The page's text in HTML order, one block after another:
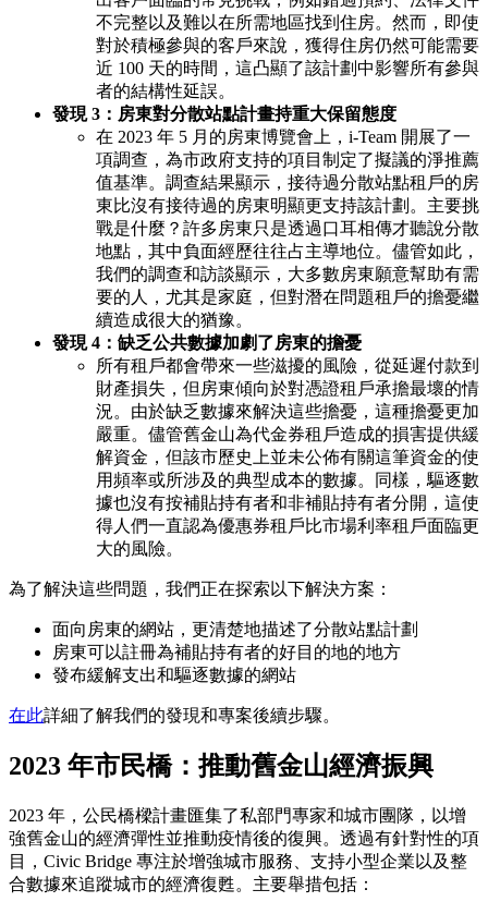
不完整以及難以在所需地區找到住房。然而，即使
對於積極參與的客戶來說，獲得住房仍然可能需要
近 100 天的時間，這凸顯了該計劃中影響所有參與
者的結構性延誤。
發現 3：房東對分散站點計畫持重大保留態度
在 2023 年 5 月的房東博覽會上，i-Team 開展了一
項調查，為市政府支持的項目制定了擬議的淨推薦
值基準。調查結果顯示，接待過分散站點租戶的房
東比沒有接待過的房東明顯更支持該計劃。主要挑
戰是什麼？許多房東只是透過口耳相傳才聽說分散
地點，其中負面經歷往往占主導地位。儘管如此，
我們的調查和訪談顯示，大多數房東願意幫助有需
要的人，尤其是家庭，但對潛在問題租戶的擔憂繼
續造成很大的猶豫。
發現 4：缺乏公共數據加劇了房東的擔憂
所有租戶都會帶來一些滋擾的風險，從延遲付款到
財產損失，但房東傾向於對憑證租戶承擔最壞的情
況。由於缺乏數據來解決這些擔憂，這種擔憂更加
嚴重。儘管舊金山為代金券租戶造成的損害提供緩
解資金，但該市歷史上並未公佈有關這筆資金的使
用頻率或所涉及的典型成本的數據。同樣，驅逐數
據也沒有按補貼持有者和非補貼持有者分開，這使
得人們一直認為優惠券租戶比市場利率租戶面臨更
大的風險。
為了解決這些問題，我們正在探索以下解決方案：
面向房東的網站，更清楚地描述了分散站點計劃
房東可以註冊為補貼持有者的好目的地的地方
發布緩解支出和驅逐數據的網站
在此詳細了解我們的發現和專案後續步驟。
2023 年市民橋：推動舊金山經濟振興
2023 年，公民橋樑計畫匯集了私部門專家和城市團隊，以增
強舊金山的經濟彈性並推動疫情後的復興。透過有針對性的項
目，Civic Bridge 專注於增強城市服務、支持小型企業以及整
合數據來追蹤城市的經濟復甦。主要舉措包括：